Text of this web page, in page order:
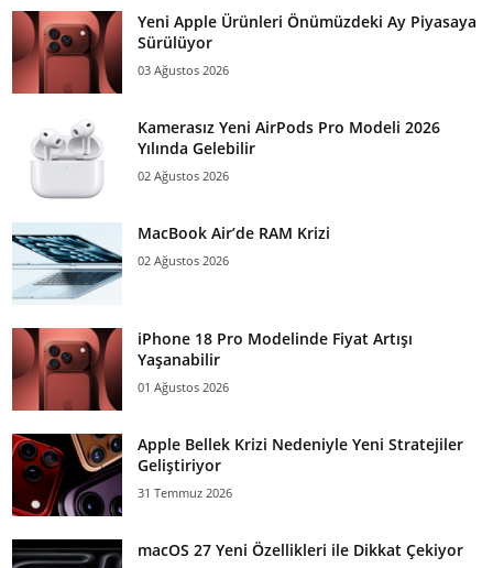
Yeni Apple Ürünleri Önümüzdeki Ay Piyasaya
Sürülüyor
03 Ağustos 2026
Kamerasız Yeni AirPods Pro Modeli 2026
Yılında Gelebilir
02 Ağustos 2026
MacBook Air’de RAM Krizi
02 Ağustos 2026
iPhone 18 Pro Modelinde Fiyat Artışı
Yaşanabilir
01 Ağustos 2026
Apple Bellek Krizi Nedeniyle Yeni Stratejiler
Geliştiriyor
31 Temmuz 2026
macOS 27 Yeni Özellikleri ile Dikkat Çekiyor